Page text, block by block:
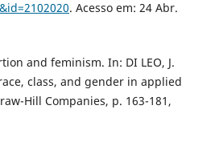
. Acesso em: 24 Abr.
and feminism. In: DI LEO, J.
class, and gender in applied
Hill Companies, p. 163-181,